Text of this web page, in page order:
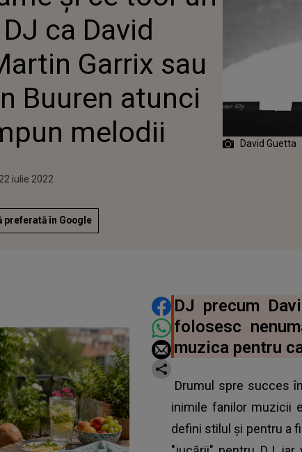
COMPUN MELODII
ca David
Garrix sau
Buuren atunci
melodii
aprilie 2021
iulie 2022
preferată în Google
David Guetta
DISTRIBUIE
DJ precum
folosesc
muzica pentru
Drumul spre succes
inimile fanilor muzicii
defini stilul şi pentru a